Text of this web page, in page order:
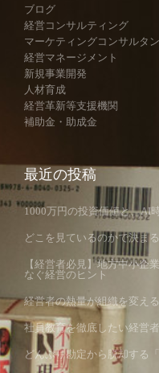
ブログ
経営コンサルティング
マーケティングコンサルタ
経営マネージメント
新規事業開発
人材育成
経営革新等支援機関
補助金・助成金
最近の投稿
1000万円の投資価値と、AI
どこを見ているのかで決ま
【経営者必見】地方中小企
なぐ経営のヒント
経営者の熱量が組織を変える
社員教育を徹底したい経営
どんぶり勘定から脱却する